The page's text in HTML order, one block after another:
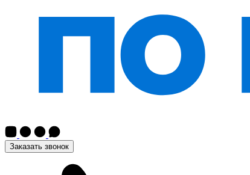
Заказать звонок